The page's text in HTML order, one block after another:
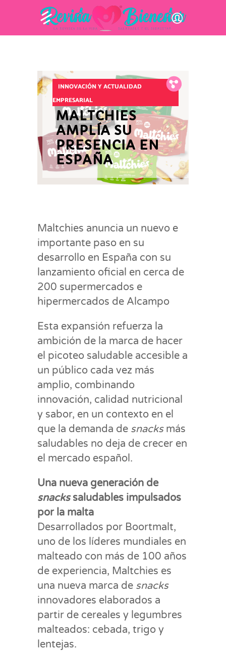
Fb.
Tw.
Pin.
INNOVACIÓN Y ACTUALIDAD
EMPRESARIAL
MALTCHIES
AMPLÍA SU
PRESENCIA EN
ESPAÑA
Maltchies anuncia un nuevo e
importante paso en su
desarrollo en España con su
lanzamiento oficial en cerca de
200 supermercados e
hipermercados de Alcampo
Esta expansión refuerza la
ambición de la marca de hacer
el picoteo saludable accesible a
un público cada vez más
amplio, combinando
innovación, calidad nutricional
y sabor, en un contexto en el
que la demanda de snacksmás
saludables no deja de crecer en
el mercado español.
Una nueva generación de
snackssaludables impulsados
por la malta
Desarrollados por Boortmalt,
uno de los líderes mundiales en
malteado con más de 100 años
de experiencia, Maltchies es
una nueva marca de snacks
innovadores elaborados a
partir de cereales y legumbres
malteados: cebada, trigo y
lentejas.